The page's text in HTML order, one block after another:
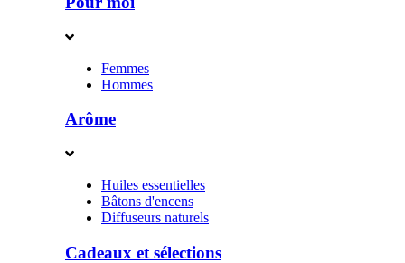
Femmes
Hommes
Arôme
Huiles essentielles
Bâtons d'encens
Diffuseurs naturels
Cadeaux et sélections